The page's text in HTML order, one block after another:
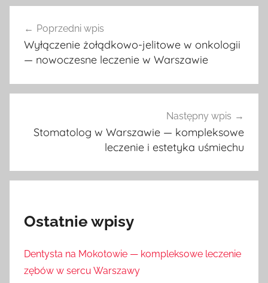
wpisu
Poprzedni wpis
Wyłączenie żołądkowo-jelitowe w onkologii
— nowoczesne leczenie w Warszawie
Następny wpis
Stomatolog w Warszawie — kompleksowe
leczenie i estetyka uśmiechu
Ostatnie wpisy
Dentysta na Mokotowie — kompleksowe leczenie
zębów w sercu Warszawy